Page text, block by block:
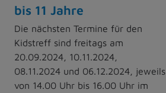
bis 11 Jahre
Die nächsten Termine für den
Kidstreff sind freitags am
20.09.2024, 10.11.2024,
08.11.2024 und 06.12.2024, jeweils
von 14.00 Uhr bis 16.00 Uhr im